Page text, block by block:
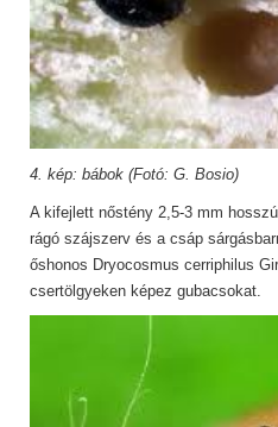
4. kép: bábok (Fotó: G. Bosio)
A kifejlett nőstény 2,5-3 mm
rágó szájszerv és a csáp
őshonos Dryocosmus cerriphilus
csertölgyeken képez gubacsokat.